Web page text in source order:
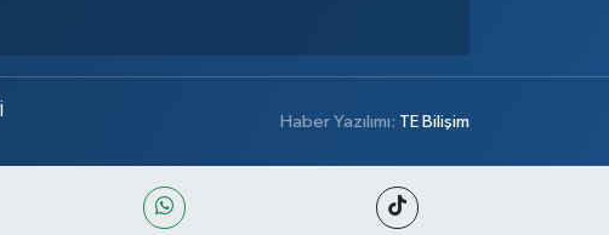
Haber Yazılımı: TE Bilişim